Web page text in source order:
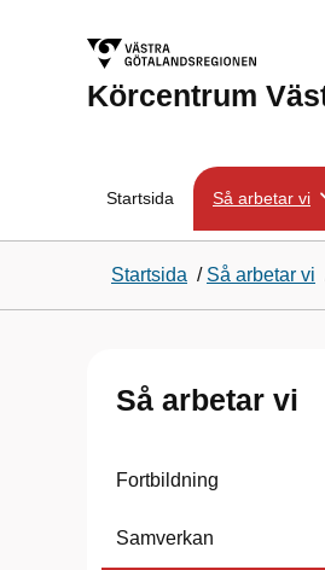
Körcentrum
Startsida Så arbetar vi
Startsida / Så arbetar vi
Så arbetar vi
Fortbildning
Samverkan